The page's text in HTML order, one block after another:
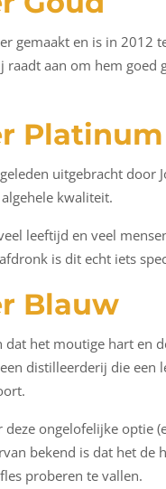
gemaakt en is in 2012
aan om hem goed
Platinum
uitgebracht door
kwaliteit.
leeftijd en veel
is dit echt iets
Blauw
dat het moutige hart
distilleerderij die
ongelofelijke optie
bekend is dat het
proberen te vallen.